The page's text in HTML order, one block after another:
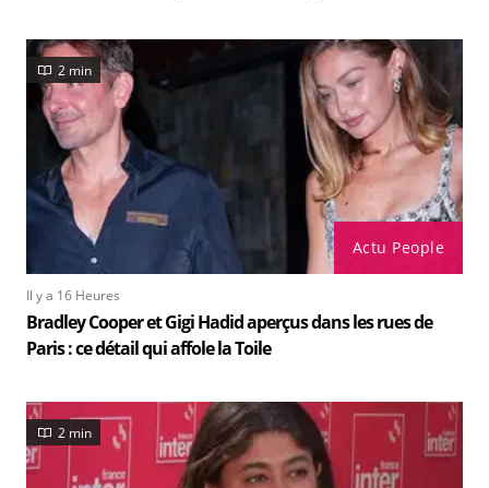
Actu People
2 min
Il y a 16 Heures
Bradley Cooper et Gigi Hadid aperçus dans les rues de
Paris : ce détail qui affole la Toile
2 min